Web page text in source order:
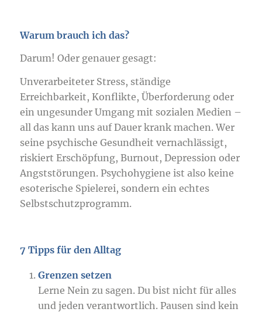
Warum brauch ich das?
Darum! Oder genauer gesagt:
Unverarbeiteter Stress, ständige
Erreichbarkeit, Konflikte, Überforderung oder
ein ungesunder Umgang mit sozialen Medien –
all das kann uns auf Dauer krank machen. Wer
seine psychische Gesundheit vernachlässigt,
riskiert Erschöpfung, Burnout, Depression oder
Angststörungen. Psychohygiene ist also keine
esoterische Spielerei, sondern ein echtes
Selbstschutzprogramm.
7 Tipps für den Alltag
Grenzen setzen
Lerne Nein zu sagen. Du bist nicht für alles
und jeden verantwortlich. Pausen sind kein